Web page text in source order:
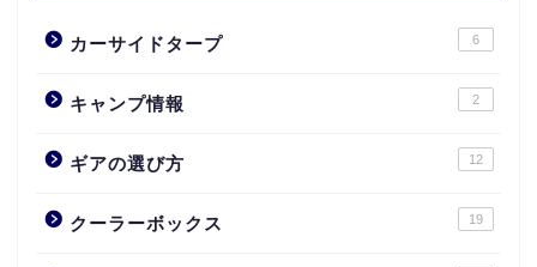
カーサイドタープ 6
キャンプ情報 2
ギアの選び方 12
クーラーボックス 19